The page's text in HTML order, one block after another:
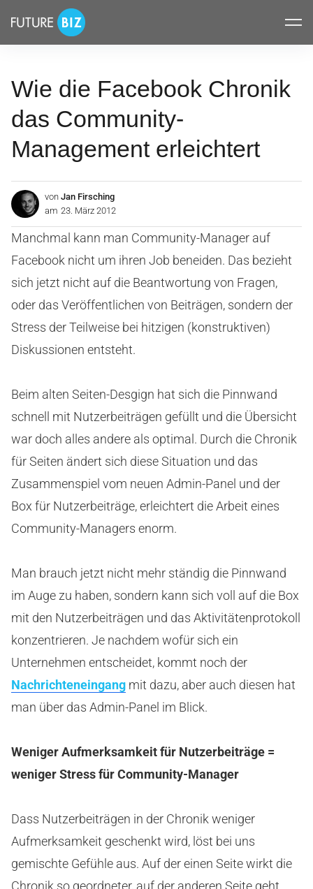
überspringen
FUTUREBIZ
Wie die Facebook Chronik
das Community-
Management erleichtert
von Jan Firsching
am 23. März 2012
Manchmal kann man Community-Manager auf
Facebook nicht um ihren Job beneiden. Das bezieht
sich jetzt nicht auf die Beantwortung von Fragen,
oder das Veröffentlichen von Beiträgen, sondern der
Stress der Teilweise bei hitzigen (konstruktiven)
Diskussionen entsteht.
Beim alten Seiten-Desgign hat sich die Pinnwand
schnell mit Nutzerbeiträgen gefüllt und die Übersicht
war doch alles andere als optimal. Durch die Chronik
für Seiten ändert sich diese Situation und das
Zusammenspiel vom neuen Admin-Panel und der
Box für Nutzerbeiträge, erleichtert die Arbeit eines
Community-Managers enorm.
Man brauch jetzt nicht mehr ständig die Pinnwand
im Auge zu haben, sondern kann sich voll auf die Box
mit den Nutzerbeiträgen und das Aktivitätenprotokoll
konzentrieren. Je nachdem wofür sich ein
Unternehmen entscheidet, kommt noch der
Nachrichteneingang mit dazu, aber auch diesen hat
man über das Admin-Panel im Blick.
Weniger Aufmerksamkeit für Nutzerbeiträge =
weniger Stress für Community-Manager
Dass Nutzerbeiträgen in der Chronik weniger
Aufmerksamkeit geschenkt wird, löst bei uns
gemischte Gefühle aus. Auf der einen Seite wirkt die
Chronik so geordneter, auf der anderen Seite geht